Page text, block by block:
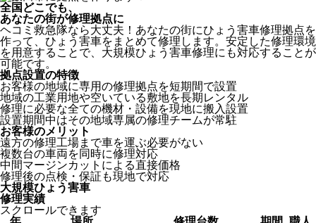
全国どこでも、
あなたの街が修理拠点に
ヘコミ救急隊なら大丈夫！あなたの街にひょう害車修理拠点を
作って、ひょう害車をまとめて修理します。安定した修理環境
を用意することで、大規模ひょう害車修理にも対応することが
可能です。
拠点設置の特徴
お客様の地域に専用の修理拠点を短期間で設置
地域の工業用地や空いている敷地を長期レンタル
修理に必要な全ての機材・設備を現地に搬入設置
設置期間中はその地域専属の修理チームが常駐
お客様のメリット
遠方の修理工場まで車を運ぶ必要がない
複数台の車両を同時に修理対応
中間マージンカットによる直接価格
修理後の点検・保証も現地で対応
大規模ひょう害車
修理実績
スクロールできます